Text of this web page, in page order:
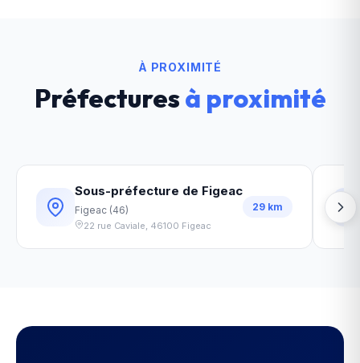
À PROXIMITÉ
Préfecturesà proximité
Sous-préfecture de Figeac
Figeac (46)
22 rue Caviale, 46100 Figeac
29 km